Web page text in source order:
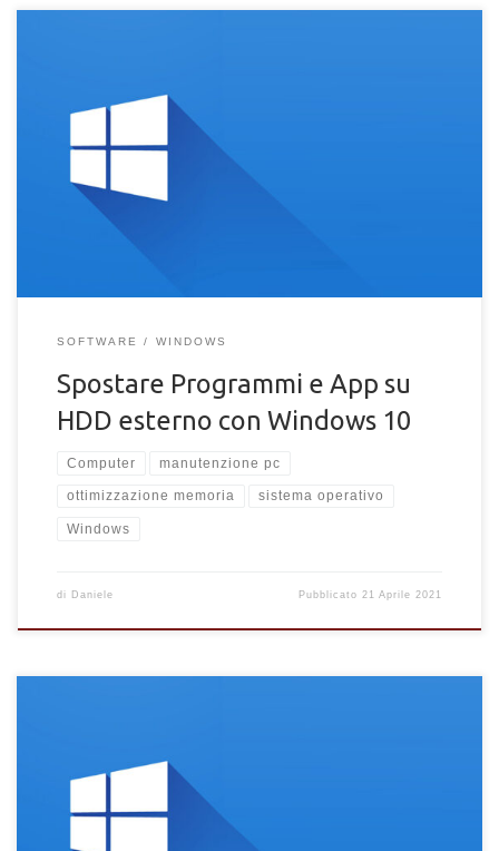
Come spostare programmi installati su un altro hard disk o
disco esterno con Windows 10. Trasferire programmi su HDD
SOFTWARE WINDOWS
Spostare Programmi e App su
HDD esterno con Windows 10
Computer manutenzione pc
ottimizzazione memoria sistema operativo
Windows
di Daniele Pubblicato 21 Aprile 2021
Pulizia dei file inutili di Windows senza l'uso di programmi
Manutenzione e pulizia del sistema operativo senza installare